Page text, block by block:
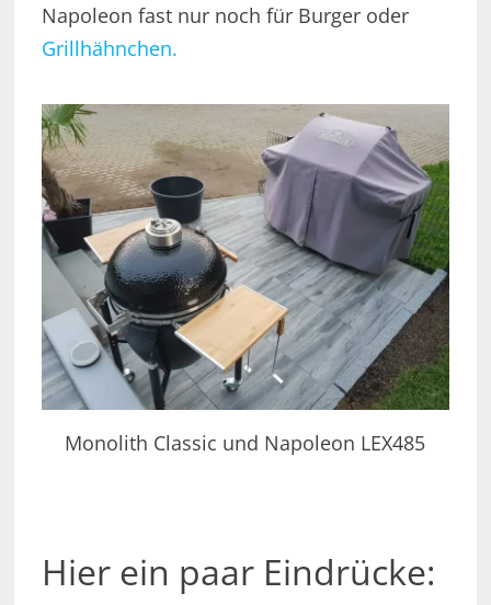
Napoleon fast nur noch für Burger oder
Grillhähnchen.
Monolith Classic und Napoleon LEX485
Hier ein paar Eindrücke: